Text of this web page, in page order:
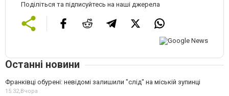
Поділіться та підписуйтесь на наші джерела
Останні новини
Франківці обурені: невідомі залишили "слід" на міській зупинці
15:32, Вчора